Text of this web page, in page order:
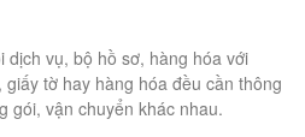
dịch vụ, bộ hồ sơ, hàng hóa với
tờ hay hàng hóa đều cần thông
gói, vận chuyển khác nhau.